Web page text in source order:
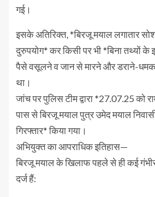
गई।
इसके अतिरिक्त, *बिरजू मयाल लगातार
दुरुपयोग* कर किसी पर भी *बिना तथ्यों
पैसे वसूलने व जान से मारने और डराने-
था।
जांच पर पुलिस टीम द्वारा *27.07.25 को
पास से बिरजू मयाल पुत्र उमेद मयाल
गिरफ्तार* किया गया।
अभियुक्त का आपराधिक इतिहास—
बिरजू मयाल के खिलाफ पहले से ही कई
दर्ज हैं: